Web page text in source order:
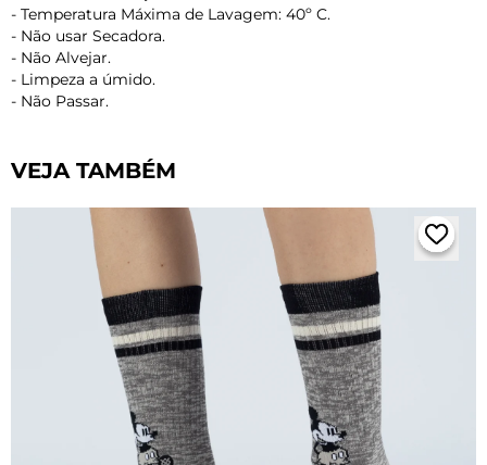
- Temperatura Máxima de Lavagem: 40º C.
- Não usar Secadora.
- Não Alvejar.
- Limpeza a úmido.
- Não Passar.
VEJA TAMBÉM